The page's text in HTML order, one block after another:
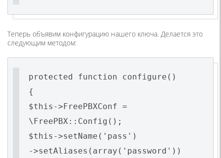
Теперь объявим конфигурацию нашего ключа. Делается это
следующим методом:
protected function configure()
{
$this->FreePBXConf =
\FreePBX::Config();
$this->setName('pass')
->setAliases(array('password'))